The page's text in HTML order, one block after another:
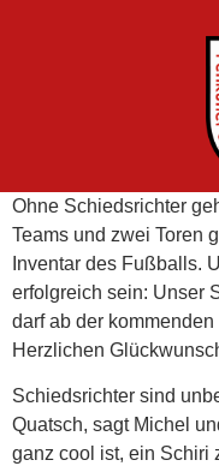
Ohne Schiedsrichter
Teams und zwei Toren
Inventar des Fußballs.
erfolgreich sein: Unser
darf ab der
Herzlichen
Schiedsrichter sind
Quatsch, sagt Michel
ganz cool ist, ein Schiri